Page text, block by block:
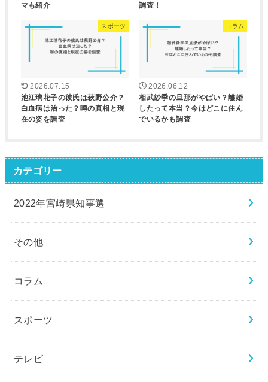
マも紹介
調査！
スポーツ
2026.07.15
池江璃花子の彼氏は萩野公介？
白血病は治った？噂の真相と現
在の姿を調査
コラム
2026.06.12
相武紗季の旦那がやばい？離婚
したって本当？今はどこに住ん
でいるかも調査
カテゴリー
2022年宮崎県知事選
その他
コラム
スポーツ
テレビ